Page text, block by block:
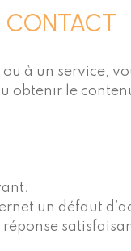
CONTACT
à un service,
obtenir le
un défaut
réponse